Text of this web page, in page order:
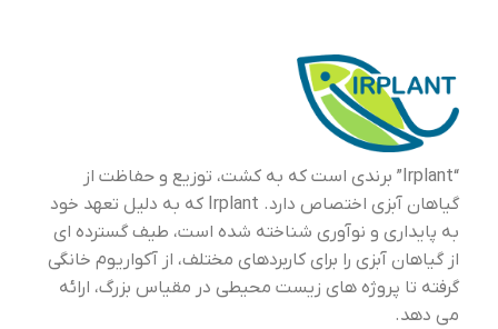
“Irplant” برندی است که به کشت، توزیع و حفاظت از
گیاهان آبزی اختصاص دارد. Irplant که به دلیل تعهد خود
به پایداری و نوآوری شناخته شده است، طیف گسترده ای
از گیاهان آبزی را برای کاربردهای مختلف، از آکواریوم خانگی
گرفته تا پروژه های زیست محیطی در مقیاس بزرگ، ارائه
می دهد.